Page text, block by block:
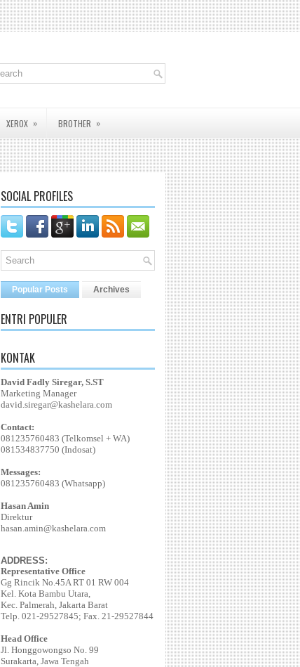
XEROX » BROTHER »
SOCIAL PROFILES
Popular Posts Archives
ENTRI POPULER
KONTAK
David Fadly Siregar, S.ST
Marketing Manager
david.siregar@kashelara.com
Contact:
081235760483 (Telkomsel + WA)
081534837750 (Indosat)
Messages:
081235760483 (Whatsapp)
Hasan Amin
Direktur
hasan.amin@kashelara.com
ADDRESS:
Representative Office
Gg Rincik No.45A RT 01 RW 004
Kel. Kota Bambu Utara,
Kec. Palmerah, Jakarta Barat
Telp. 021-29527845; Fax. 21-29527844
Head Office
Jl. Honggowongso No. 99
Surakarta, Jawa Tengah